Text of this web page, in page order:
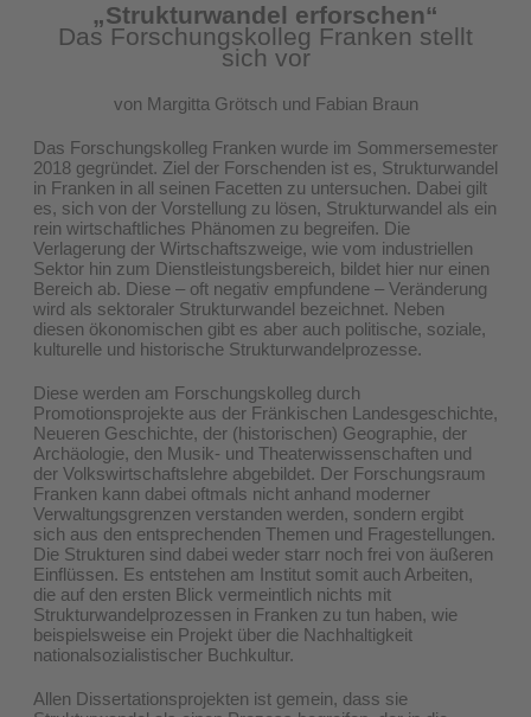
„Strukturwandel erforschen“
Das Forschungskolleg Franken stellt
sich vor
von Margitta Grötsch und Fabian Braun
Das Forschungskolleg Franken wurde im Sommersemester
2018 gegründet. Ziel der Forschenden ist es, Strukturwandel
in Franken in all seinen Facetten zu untersuchen. Dabei gilt
es, sich von der Vorstellung zu lösen, Strukturwandel als ein
rein wirtschaftliches Phänomen zu begreifen. Die
Verlagerung der Wirtschaftszweige, wie vom industriellen
Sektor hin zum Dienstleistungsbereich, bildet hier nur einen
Bereich ab. Diese – oft negativ empfundene – Veränderung
wird als sektoraler Strukturwandel bezeichnet. Neben
diesen ökonomischen gibt es aber auch politische, soziale,
kulturelle und historische Strukturwandelprozesse.
Diese werden am Forschungskolleg durch
Promotionsprojekte aus der Fränkischen Landesgeschichte,
Neueren Geschichte, der (historischen) Geographie, der
Archäologie, den Musik- und Theaterwissenschaften und
der Volkswirtschaftslehre abgebildet. Der Forschungsraum
Franken kann dabei oftmals nicht anhand moderner
Verwaltungsgrenzen verstanden werden, sondern ergibt
sich aus den entsprechenden Themen und Fragestellungen.
Die Strukturen sind dabei weder starr noch frei von äußeren
Einflüssen. Es entstehen am Institut somit auch Arbeiten,
die auf den ersten Blick vermeintlich nichts mit
Strukturwandelprozessen in Franken zu tun haben, wie
beispielsweise ein Projekt über die Nachhaltigkeit
nationalsozialistischer Buchkultur.
Allen Dissertationsprojekten ist gemein, dass sie